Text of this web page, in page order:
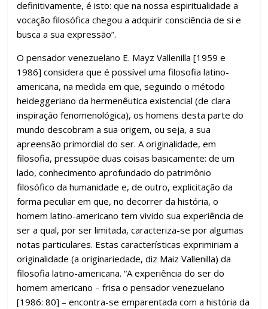
definitivamente, é isto: que na nossa espiritualidade a
vocação filosófica chegou a adquirir consciência de si e
busca a sua expressão”.
O pensador venezuelano E. Mayz Vallenilla [1959 e
1986] considera que é possível uma filosofia latino-
americana, na medida em que, seguindo o método
heideggeriano da hermenêutica existencial (de clara
inspiração fenomenológica), os homens desta parte do
mundo descobram a sua origem, ou seja, a sua
apreensão primordial do ser. A originalidade, em
filosofia, pressupõe duas coisas basicamente: de um
lado, conhecimento aprofundado do patrimônio
filosófico da humanidade e, de outro, explicitação da
forma peculiar em que, no decorrer da história, o
homem latino-americano tem vivido sua experiência de
ser a qual, por ser limitada, caracteriza-se por algumas
notas particulares. Estas características exprimiriam a
originalidade (a originariedade, diz Maiz Vallenilla) da
filosofia latino-americana. “A experiência do ser do
homem americano – frisa o pensador venezuelano
[1986: 80] – encontra-se emparentada com a história da